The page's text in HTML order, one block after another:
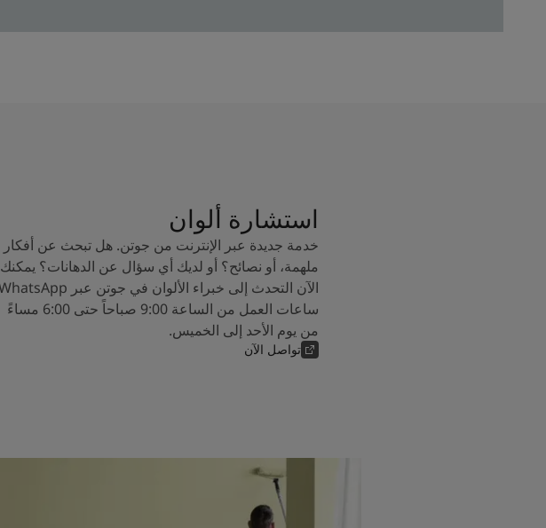
استشارة ألوان
خدمة جديدة عبر الإنترنت من جوتن. هل تبحث عن أفكار
ملهمة، أو نصائح؟ أو لديك أي سؤال عن الدهانات؟ يمكنك
ساعات العمل من الساعة 9:00 صباحاً حتى 6:00 مساءً
من يوم الأحد إلى الخميس.
تواصل الآن